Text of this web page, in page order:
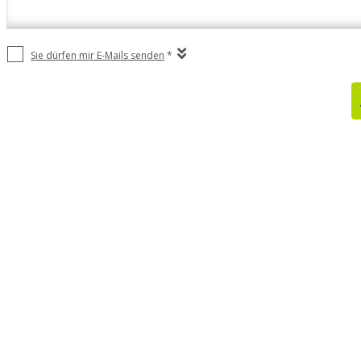
Sie dürfen mir E-Mails senden *